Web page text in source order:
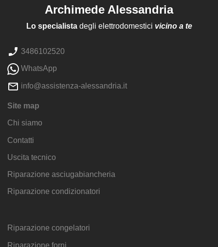
Archimede Alessandria
Lo specialistadegli elettrodomestici vicino a te
3486102520
WhatsApp
info@assistenza-alessandria.it
Site map
Chi siamo
Contatti
Uscita tecnico
Riparazione asciugabiancheria
Riparazione condizionatori
Riparazione congelatori
Riparazione forni